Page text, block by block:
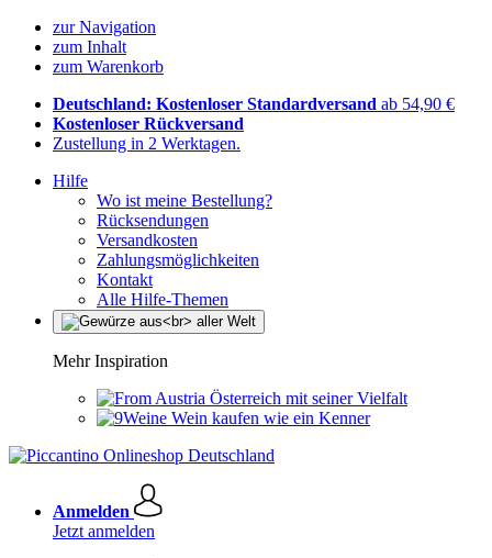
zur Navigation
zum Inhalt
zum Warenkorb
Deutschland: Kostenloser Standardversand ab 54,90 €
Kostenloser Rückversand
Zustellung in 2 Werktagen.
Hilfe
Wo ist meine Bestellung?
Rücksendungen
Versandkosten
Zahlungsmöglichkeiten
Kontakt
Alle Hilfe-Themen
Mehr Inspiration
Österreich mit seiner Vielfalt
Wein kaufen wie ein Kenner
Anmelden
Jetzt anmelden